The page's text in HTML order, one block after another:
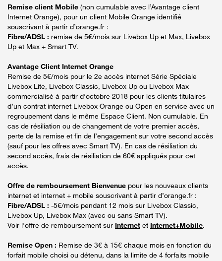
Remise client Mobile (non cumulable avec l’Avantage client
Internet Orange), pour un client Mobile Orange identifié
souscrivant à partir d’orange.fr :
Fibre/ADSL : remise de 5€/mois sur Livebox Up et Max, Livebox
Up et Max + Smart TV.
Avantage Client Internet Orange
Remise de 5€/mois pour le 2e accès internet Série Spéciale
Livebox Lite, Livebox Classic, Livebox Up ou Livebox Max
commercialisé à partir d’octobre 2018 pour les clients titulaires
d’un contrat internet Livebox Orange ou Open en service avec un
regroupement dans le même Espace Client. Non cumulable. En
cas de résiliation ou de changement de votre premier accès,
perte de la remise et fin de l’engagement sur votre second accès
(sauf pour les offres avec Smart TV). En cas de résiliation du
second accès, frais de résiliation de 60€ appliqués pour cet
accès.
Offre de remboursement Bienvenue pour les nouveaux clients
internet et internet + mobile souscrivant à partir d’orange.fr :
Fibre/ADSL : -5€/mois pendant 12 mois sur Livebox Classic,
Livebox Up, Livebox Max (avec ou sans Smart TV).
Voir l'offre de remboursement sur Internet et Internet+Mobile.
Remise Open : Remise de 3€ à 15€ chaque mois en fonction du
forfait mobile choisi ou détenu, dans la limite de 4 forfaits mobile